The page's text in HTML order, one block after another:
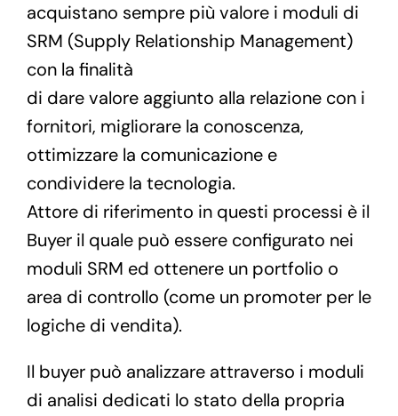
acquistano sempre più valore i moduli di
SRM (Supply Relationship Management)
con la finalità
di dare valore aggiunto alla relazione con i
fornitori, migliorare la conoscenza,
ottimizzare la comunicazione e
condividere la tecnologia.
Attore di riferimento in questi processi è il
Buyer il quale può essere configurato nei
moduli SRM ed ottenere un portfolio o
area di controllo (come un promoter per le
logiche di vendita).
Il buyer può analizzare attraverso i moduli
di analisi dedicati lo stato della propria